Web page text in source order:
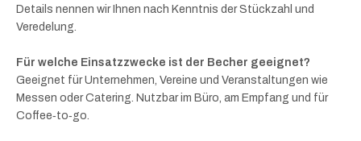
Details nennen wir Ihnen nach Kenntnis der Stückzahl und
Veredelung.
Für welche Einsatzzwecke ist der Becher geeignet?
Geeignet für Unternehmen, Vereine und Veranstaltungen wie
Messen oder Catering. Nutzbar im Büro, am Empfang und für
Coffee‑to‑go.